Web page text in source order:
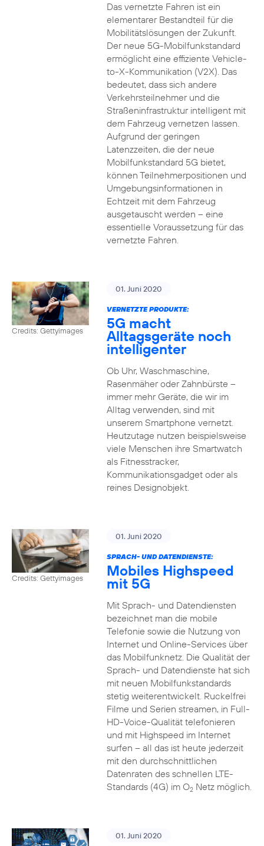
Das vernetzte Fahren ist ein
elementarer Bestandteil für die
Mobilitätslösungen der Zukunft.
Der neue 5G-Mobilfunkstandard
ermöglicht eine effiziente Vehicle-
to-X-Kommunikation (V2X). Das
bedeutet, dass sich andere
Verkehrsteilnehmer und die
Straßeninfrastruktur intelligent mit
dem Fahrzeug vernetzen lassen.
Aufgrund der geringen
Latenzzeiten, die der neue
Mobilfunkstandard 5G bietet,
können Teilnehmerpositionen und
Umgebungsinformationen in
Echtzeit mit dem Fahrzeug
ausgetauscht werden – eine
essentielle Voraussetzung für das
vernetzte Fahren.
Credits: Gettyimages
01. Juni 2020
VERNETZTE PRODUKTE:
5G macht
Alltagsgeräte noch
intelligenter
Ob Uhr, Waschmaschine,
Rasenmäher oder Zahnbürste –
immer mehr Geräte, die wir im
Alltag verwenden, sind mit
unserem Smartphone vernetzt.
Heutzutage nutzen beispielsweise
viele Menschen ihre Smartwatch
als Fitnesstracker,
Kommunikationsgadget oder als
reines Designobjekt.
Credits: Gettyimages
01. Juni 2020
SPRACH- UND DATENDIENSTE:
Mobiles Highspeed
mit 5G
Mit Sprach- und Datendiensten
bezeichnet man die mobile
Telefonie sowie die Nutzung von
Internet und Online-Services über
das Mobilfunknetz. Die Qualität der
Sprach- und Datendienste hat sich
mit neuen Mobilfunkstandards
stetig weiterentwickelt. Ruckelfrei
Filme und Serien streamen, in Full-
HD-Voice-Qualität telefonieren
und mit Highspeed im Internet
surfen – all das ist heute jederzeit
mit den durchschnittlichen
Datenraten des schnellen LTE-
Standards (4G) im O2Netz möglich.
01. Juni 2020